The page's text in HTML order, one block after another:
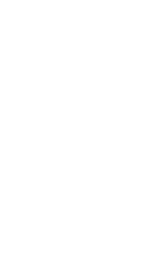
Fußgängerzone
Reicher aber
auch anderes
„Gut ist, wenn
und wenn
Aktivitäten dort
‘n Straßenfest,